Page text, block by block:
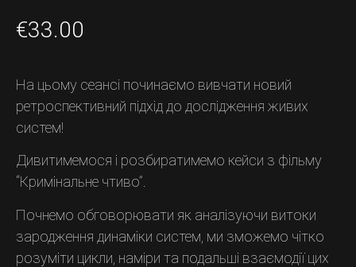
€33.00
На цьому сеансі починаємо вивчати новий
ретроспективний підхід до дослідження живих
систем!
Дивитимемося і розбиратимемо кейси з фільму
“Кримінальне чтиво”.
Почнемо обговорювати як аналізуючи витоки
зародження динаміки систем, ми зможемо чітко
розуміти цикли, наміри та подальші взаємодії цих